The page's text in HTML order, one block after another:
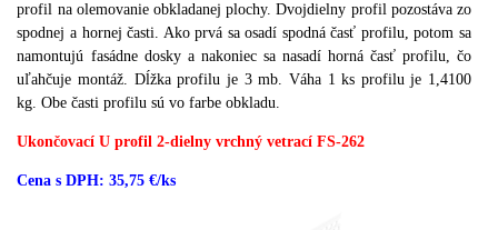
profil na olemovanie obkladanej plochy. Dvojdielny profil pozostáva zo
spodnej a hornej časti. Ako prvá sa osadí spodná časť profilu, potom sa
namontujú fasádne dosky a nakoniec sa nasadí horná časť profilu, čo
uľahčuje montáž. Dĺžka profilu je 3 mb. Váha 1 ks profilu je 1,4100
kg. Obe časti profilu sú vo farbe obkladu.
Ukončovací U profil 2-dielny vrchný vetrací FS-262
Cena s DPH: 35,75 €/ks